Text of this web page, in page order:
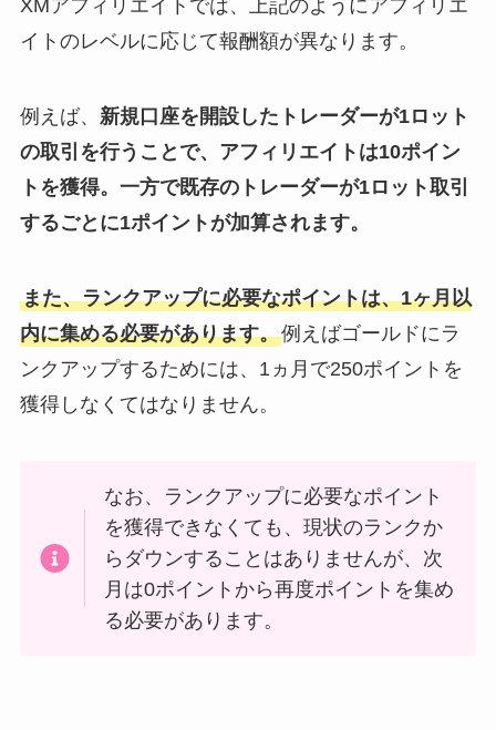
XMアフィリエイトでは、上記のようにアフィリエ
イトのレベルに応じて報酬額が異なります。
例えば、 新規口座を開設したトレーダーが1ロット
の取引を行うことで、アフィリエイトは10ポイン
トを獲得。一方で既存のトレーダーが1ロット取引
するごとに1ポイントが加算されます。
また、ランクアップに必要なポイントは、1ヶ月以
内に集める必要があります。例えばゴールドにラ
ンクアップするためには、1ヵ月で250ポイントを
獲得しなくてはなりません。
なお、ランクアップに必要なポイント
を獲得できなくても、現状のランクか
らダウンすることはありませんが、次
月は0ポイントから再度ポイントを集め
る必要があります。